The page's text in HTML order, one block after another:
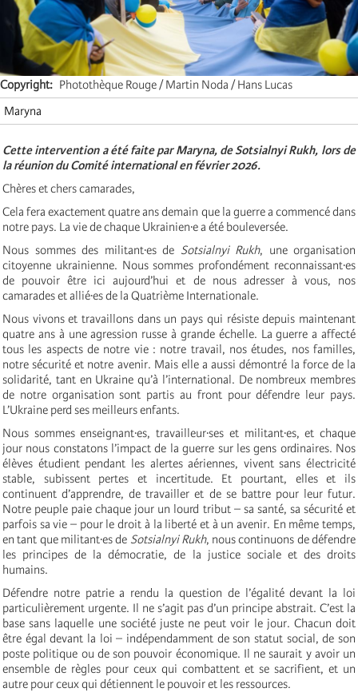
Copyright
Photothèque Rouge / Martin Noda / Hans Lucas
Maryna
Cette intervention a été faite par Maryna, de Sotsialnyi Rukh, lors de
la réunion du Comité international en février 2026.
Chères et chers camarades,
Cela fera exactement quatre ans demain que la guerre a commencé dans
notre pays. La vie de chaque Ukrainien·e a été bouleversée.
Nous sommes des militant·es de Sotsialnyi Rukh, une organisation
citoyenne ukrainienne. Nous sommes profondément reconnaissant·es
de pouvoir être ici aujourd’hui et de nous adresser à vous, nos
camarades et allié·es de la Quatrième Internationale.
Nous vivons et travaillons dans un pays qui résiste depuis maintenant
quatre ans à une agression russe à grande échelle. La guerre a affecté
tous les aspects de notre vie : notre travail, nos études, nos familles,
notre sécurité et notre avenir. Mais elle a aussi démontré la force de la
solidarité, tant en Ukraine qu’à l’international. De nombreux membres
de notre organisation sont partis au front pour défendre leur pays.
L’Ukraine perd ses meilleurs enfants.
Nous sommes enseignant·es, travailleur·ses et militant·es, et chaque
jour nous constatons l’impact de la guerre sur les gens ordinaires. Nos
élèves étudient pendant les alertes aériennes, vivent sans électricité
stable, subissent pertes et incertitude. Et pourtant, elles et ils
continuent d’apprendre, de travailler et de se battre pour leur futur.
Notre peuple paie chaque jour un lourd tribut – sa santé, sa sécurité et
parfois sa vie – pour le droit à la liberté et à un avenir. En même temps,
en tant que militant·es de Sotsialnyi Rukh, nous continuons de défendre
les principes de la démocratie, de la justice sociale et des droits
humains.
Défendre notre patrie a rendu la question de l’égalité devant la loi
particulièrement urgente. Il ne s’agit pas d’un principe abstrait. C’est la
base sans laquelle une société juste ne peut voir le jour. Chacun doit
être égal devant la loi – indépendamment de son statut social, de son
poste politique ou de son pouvoir économique. Il ne saurait y avoir un
ensemble de règles pour ceux qui combattent et se sacrifient, et un
autre pour ceux qui détiennent le pouvoir et les ressources.